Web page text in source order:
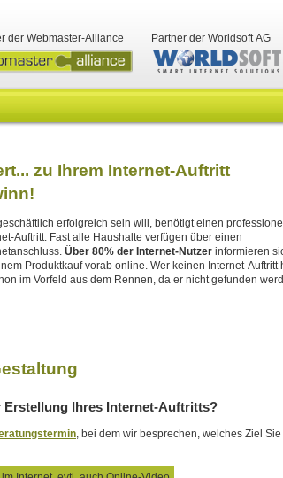
der Webmaster-Alliance Partner der Worldsoft AG
zu Ihrem Internet-Auftritt
erfolgreich sein will, benötigt einen
Auftritt. Fast alle Haushalte verfügen über einen
Über 80% der Internet-Nutzer informieren
Produktkauf vorab online. Wer keinen Internet-Auftritt
im Vorfeld aus dem Rennen, da er nicht gefunden
Erstellung Ihres Internet-Auftritts?
, bei dem wir besprechen, welches Ziel Sie